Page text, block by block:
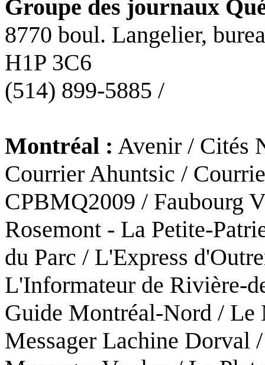
Groupe des journaux
8770 boul. Langelier,
H1P 3C6
(514) 899-5885 /
Montréal : Avenir / Cités
Courrier Ahuntsic /
CPBMQ2009 / Faubourg
Rosemont - La Petite-
du Parc / L'Express
L'Informateur de Rivière-
Guide Montréal-Nord / Le
Messager Lachine Dorval